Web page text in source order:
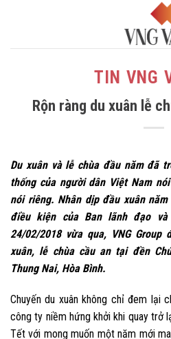
TIN VNG
Rộn ràng du xuân lễ
Du xuân và lễ chùa đầu năm đã
thống của người dân Việt Nam nói
nói riêng. Nhân dịp đầu xuân
điều kiện của Ban lãnh đạo và
24/02/2018 vừa qua, VNG
xuân, lễ chùa cầu an tại đền
Thung Nai, Hòa Bình.
Chuyến du xuân không chỉ đem lại
công ty niềm hứng khởi khi quay trở
Tết với mong muốn một năm mới